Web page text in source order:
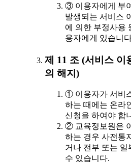
③ 이용자에게 부
발생되는 서비스
에 의한 부정사용
용자에게 있습니
제 11 조 (서비스 이
의 해지)
① 이용자가 서비
하는 때에는 온라
신청을 하여야 합
② 교육정보원은
하는 경우 사전통
거나 전부 또는
수 있습니다.